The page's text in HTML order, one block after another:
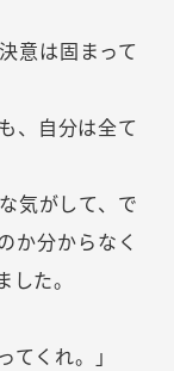
意は固まって
、自分は全て
気がして、で
か分からなく
た。
てくれ。」